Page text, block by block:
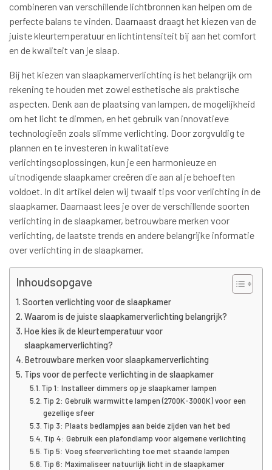
combineren van verschillende lichtbronnen kan helpen om de
perfecte balans te vinden. Daarnaast draagt het kiezen van de
juiste kleurtemperatuur en lichtintensiteit bij aan het comfort
en de kwaliteit van je slaap.
Bij het kiezen van slaapkamerverlichting is het belangrijk om
rekening te houden met zowel esthetische als praktische
aspecten. Denk aan de plaatsing van lampen, de mogelijkheid
om het licht te dimmen, en het gebruik van innovatieve
technologieën zoals slimme verlichting. Door zorgvuldig te
plannen en te investeren in kwalitatieve
verlichtingsoplossingen, kun je een harmonieuze en
uitnodigende slaapkamer creëren die aan al je behoeften
voldoet. In dit artikel delen wij twaalf tips voor verlichting in de
slaapkamer. Daarnaast lees je over de verschillende soorten
verlichting in de slaapkamer, betrouwbare merken voor
verlichting, de laatste trends en andere belangrijke informatie
over verlichting in de slaapkamer.
Inhoudsopgave
Soorten verlichting voor de slaapkamer
Waarom is de juiste slaapkamerverlichting belangrijk?
Hoe kies ik de kleurtemperatuur voor
slaapkamerverlichting?
Betrouwbare merken voor slaapkamerverlichting
Tips voor de perfecte verlichting in de slaapkamer
Tip 1: Installeer dimmers op je slaapkamer lampen
Tip 2: Gebruik warmwitte lampen (2700K-3000K) voor een
gezellige sfeer
Tip 3: Plaats bedlampjes aan beide zijden van het bed
Tip 4: Gebruik een plafondlamp voor algemene verlichting
Tip 5: Voeg sfeerverlichting toe met staande lampen
Tip 6: Maximaliseer natuurlijk licht in de slaapkamer